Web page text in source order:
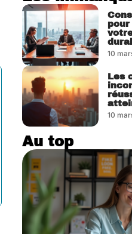
10
Les
10
Au top